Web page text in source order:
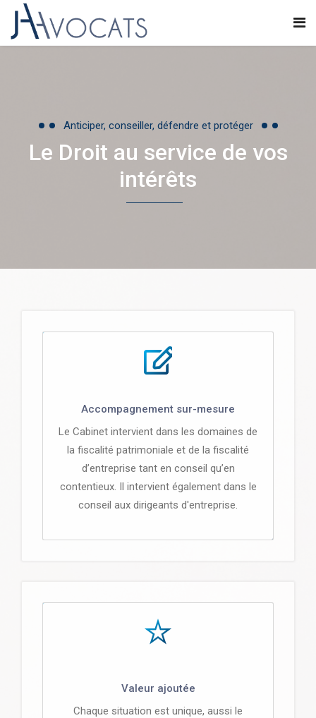
Anticiper, conseiller, défendre et protéger
Le Droit au service de vos
intérêts
Accompagnement sur-mesure
Le Cabinet intervient dans les domaines de
la fiscalité patrimoniale et de la fiscalité
d’entreprise tant en conseil qu’en
contentieux. Il intervient également dans le
conseil aux dirigeants d'entreprise.
Valeur ajoutée
Chaque situation est unique, aussi le